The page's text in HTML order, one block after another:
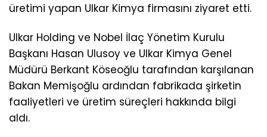
üretimi yapan Ulkar Kimya firmasını ziyaret etti.
Ulkar Holding ve Nobel İlaç Yönetim Kurulu
Başkanı Hasan Ulusoy ve Ulkar Kimya Genel
Müdürü Berkant Köseoğlu tarafından karşılanan
Bakan Memişoğlu ardından fabrikada şirketin
faaliyetleri ve üretim süreçleri hakkında bilgi
aldı.